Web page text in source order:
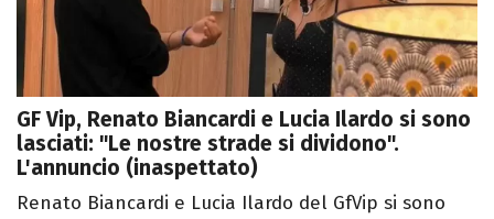
GF Vip, Renato Biancardi e Lucia Ilardo si sono
lasciati: "Le nostre strade si dividono".
L'annuncio (inaspettato)
Renato Biancardi e Lucia Ilardo del GfVip si sono